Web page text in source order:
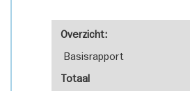
Overzicht:
Basisrapport
Totaal